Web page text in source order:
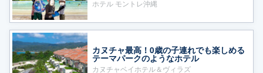
ホテル モントレ沖縄
カヌチャ最高！0歳の子連れでも楽しめる
テーマパークのようなホテル
カヌチャベイホテル＆ヴィラズ